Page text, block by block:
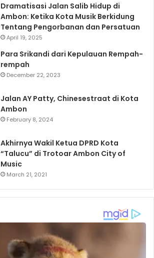
Dramatisasi Jalan Salib Hidup di
Ambon: Ketika Kota Musik Berkidung
Tentang Pengorbanan dan Persatuan
April 19, 2025
Para Srikandi dari Kepulauan Rempah-
rempah
December 22, 2023
Jalan AY Patty, Chinesestraat di Kota
Ambon
February 8, 2024
Akhirnya Wakil Ketua DPRD Kota
“Talucu” di Trotoar Ambon City of
Music
March 21, 2021